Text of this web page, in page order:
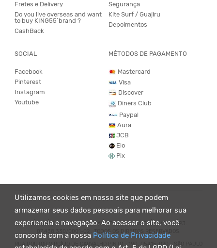
Utilizamos cookies em nosso site que podem
armazenar seus dados pessoais para melhorar sua
experiencia e navegação. Ao acessar o site, você
concorda com a nossa Política de Privacidade
Fretes e Delivery
Do you live overseas and want
to buy KING55´brand ?
CashBack
Segurança
Kite Surf / Guajiru
Depoimentos
SOCIAL
Facebook
Pinterest
Instagram
Youtube
MÉTODOS DE PAGAMENTO
Mastercard
Visa
Discover
Diners Club
Paypal
Aura
JCB
Elo
Pix
© KING55 - LOJA DE ROUPAS VEGANO E SUSTENTÁVEL. CNPJ:
07.438.330/0001-02 . TODOS OS DIREITOS RESERVADOS.
RUA DOUTOR VIRGÍLIO DE CARVALHO PINTO - 190, 05415-020 - SÃO PAULO